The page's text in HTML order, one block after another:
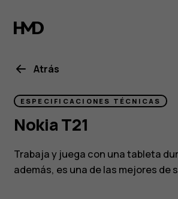
Nokia
T21Atrás
ESPECIFICACIONES TÉCNICAS
Nokia T21
Trabaja y juega con una tableta
además, es una de las mejores de